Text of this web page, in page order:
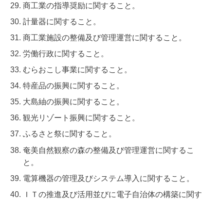
商工業の指導奨励に関すること。
計量器に関すること。
商工業施設の整備及び管理運営に関すること。
労働行政に関すること。
むらおこし事業に関すること。
特産品の振興に関すること。
大島紬の振興に関すること。
観光リゾート振興に関すること。
ふるさと祭に関すること。
奄美自然観察の森の整備及び管理運営に関するこ
と。
電算機器の管理及びシステム導入に関すること。
ＩＴの推進及び活用並びに電子自治体の構築に関す